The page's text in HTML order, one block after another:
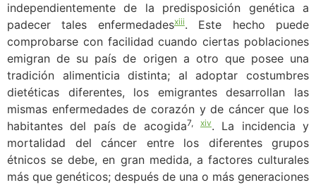
independientemente de la predisposición genética a
padecer tales enfermedadesxiii. Este hecho puede
comprobarse con facilidad cuando ciertas poblaciones
emigran de su país de origen a otro que posee una
tradición alimenticia distinta; al adoptar costumbres
dietéticas diferentes, los emigrantes desarrollan las
mismas enfermedades de corazón y de cáncer que los
habitantes del país de acogida7, xiv. La incidencia y
mortalidad del cáncer entre los diferentes grupos
étnicos se debe, en gran medida, a factores culturales
más que genéticos; después de una o más generaciones